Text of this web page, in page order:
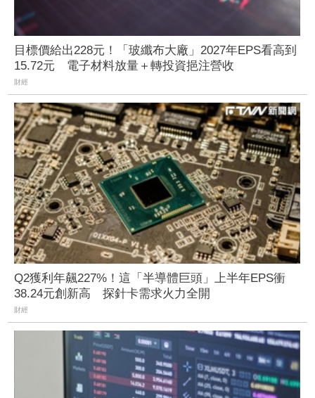
目標價給出228元！「玻纖布大廠」2027年EPS看高到
15.72元 電子材料放量＋轉投資挹注營收
財經
Q2獲利年飆227%！這「半導體巨頭」上半年EPS衝
38.24元創新高 探針卡需求火力全開
財經